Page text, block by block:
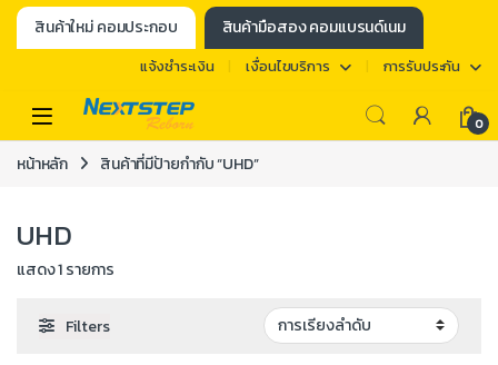
สินค้าใหม่ คอมประกอบ สินค้ามือสอง คอมแบรนด์เนม
แจ้งชำระเงิน เงื่อนไขบริการ การรับประกัน
0
หน้าหลัก สินค้าที่มีป้ายกำกับ “UHD”
UHD
แสดง 1 รายการ
Filters